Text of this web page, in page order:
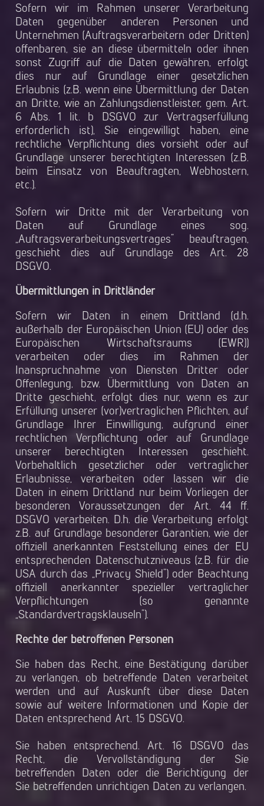
Sofern wir im Rahmen unserer Verarbeitung
Daten gegenüber anderen Personen und
Unternehmen (Auftragsverarbeitern oder Dritten)
offenbaren, sie an diese übermitteln oder ihnen
sonst Zugriff auf die Daten gewähren, erfolgt
dies nur auf Grundlage einer gesetzlichen
Erlaubnis (z.B. wenn eine Übermittlung der Daten
an Dritte, wie an Zahlungsdienstleister, gem. Art.
6 Abs. 1 lit. b DSGVO zur Vertragserfüllung
erforderlich ist), Sie eingewilligt haben, eine
rechtliche Verpflichtung dies vorsieht oder auf
Grundlage unserer berechtigten Interessen (z.B.
beim Einsatz von Beauftragten, Webhostern,
etc.).
Sofern wir Dritte mit der Verarbeitung von
Daten auf Grundlage eines sog.
„Auftragsverarbeitungsvertrages“ beauftragen,
geschieht dies auf Grundlage des Art. 28
DSGVO.
Übermittlungen in Drittländer
Sofern wir Daten in einem Drittland (d.h.
außerhalb der Europäischen Union (EU) oder des
Europäischen Wirtschaftsraums (EWR))
verarbeiten oder dies im Rahmen der
Inanspruchnahme von Diensten Dritter oder
Offenlegung, bzw. Übermittlung von Daten an
Dritte geschieht, erfolgt dies nur, wenn es zur
Erfüllung unserer (vor)vertraglichen Pflichten, auf
Grundlage Ihrer Einwilligung, aufgrund einer
rechtlichen Verpflichtung oder auf Grundlage
unserer berechtigten Interessen geschieht.
Vorbehaltlich gesetzlicher oder vertraglicher
Erlaubnisse, verarbeiten oder lassen wir die
Daten in einem Drittland nur beim Vorliegen der
besonderen Voraussetzungen der Art. 44 ff.
DSGVO verarbeiten. D.h. die Verarbeitung erfolgt
z.B. auf Grundlage besonderer Garantien, wie der
offiziell anerkannten Feststellung eines der EU
entsprechenden Datenschutzniveaus (z.B. für die
USA durch das „Privacy Shield“) oder Beachtung
offiziell anerkannter spezieller vertraglicher
Verpflichtungen (so genannte
„Standardvertragsklauseln“).
Rechte der betroffenen Personen
Sie haben das Recht, eine Bestätigung darüber
zu verlangen, ob betreffende Daten verarbeitet
werden und auf Auskunft über diese Daten
sowie auf weitere Informationen und Kopie der
Daten entsprechend Art. 15 DSGVO.
Sie haben entsprechend. Art. 16 DSGVO das
Recht, die Vervollständigung der Sie
betreffenden Daten oder die Berichtigung der
Sie betreffenden unrichtigen Daten zu verlangen.